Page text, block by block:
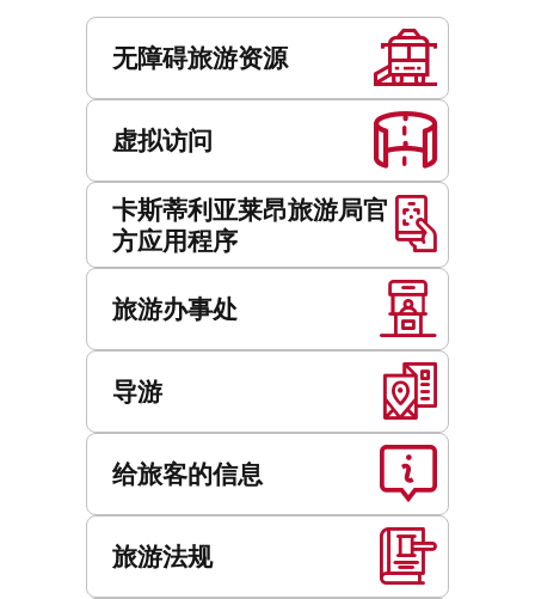
无障碍旅游资源
虚拟访问
卡斯蒂利亚莱昂旅游局官
方应用程序
旅游办事处
导游
给旅客的信息
旅游法规